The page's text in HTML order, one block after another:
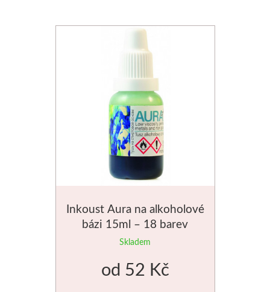
Inkoust Aura na alkoholové
bázi 15ml – 18 barev
Skladem
od 52 Kč